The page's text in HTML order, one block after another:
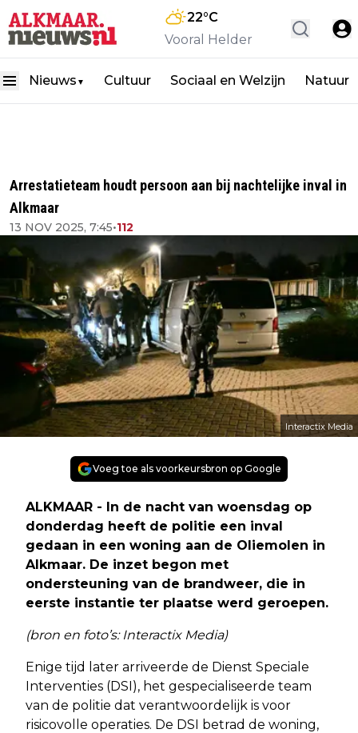
22°C
Vooral Helder
Nieuws ▼ Cultuur Sociaal en Welzijn Natuur
Arrestatieteam houdt persoon aan bij nachtelijke inval in
Alkmaar
13 NOV 2025, 7:45•112
Interactix Media
Voeg toe als voorkeursbron op Google
ALKMAAR - In de nacht van woensdag op
donderdag heeft de politie een inval
gedaan in een woning aan de Oliemolen in
Alkmaar. De inzet begon met
ondersteuning van de brandweer, die in
eerste instantie ter plaatse werd geroepen.
(bron en foto’s: Interactix Media)
Enige tijd later arriveerde de Dienst Speciale
Interventies (DSI), het gespecialiseerde team
van de politie dat verantwoordelijk is voor
risicovolle operaties. De DSI betrad de woning,